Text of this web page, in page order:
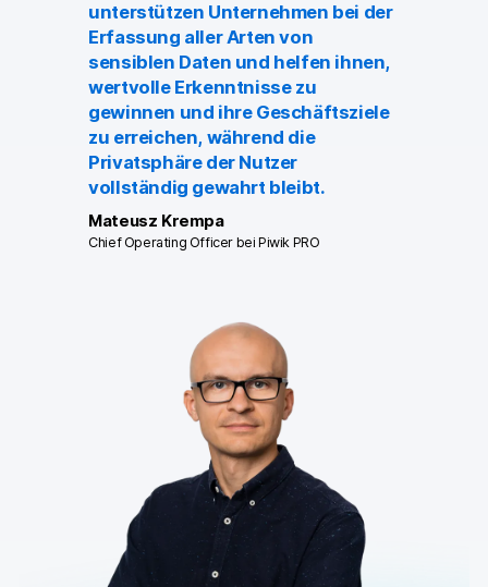
unterstützen Unternehmen bei der
Erfassung aller Arten von
sensiblen Daten und helfen ihnen,
wertvolle Erkenntnisse zu
gewinnen und ihre Geschäftsziele
zu erreichen, während die
Privatsphäre der Nutzer
vollständig gewahrt bleibt.
Mateusz Krempa
Chief Operating Officer bei Piwik PRO